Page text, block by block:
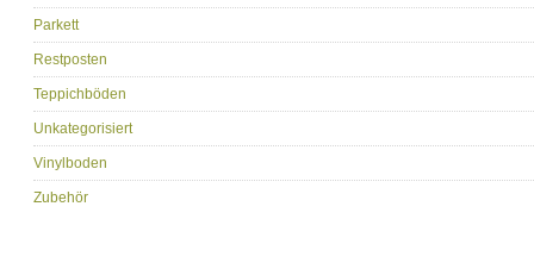
Parkett
Restposten
Teppichböden
Unkategorisiert
Vinylboden
Zubehör